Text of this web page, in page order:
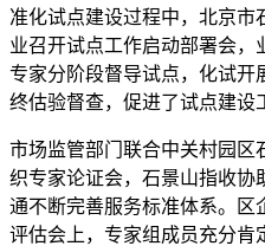
准化试点建设过程中，北京
业召开试点工作启动部署会
专家分阶段督导试点，化试开
终估验督查，促进了试点建设
市场监管部门联合中关村园区
织专家论证会，石景山指收协
通不断完善服务标准体系。区
评估会上，专家组成员充分肯